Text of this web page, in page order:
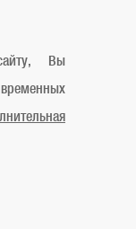
Контакты
2019
Вы